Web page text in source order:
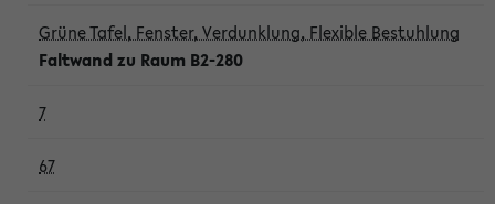
Grüne Tafel, Fenster, Verdunklung, Flexible Bestuhlung
Faltwand zu Raum B2-280
7
67